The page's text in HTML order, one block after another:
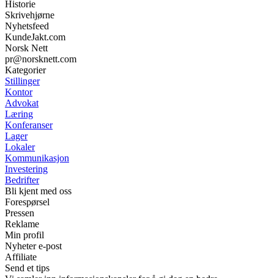
Historie
Skrivehjørne
Nyhetsfeed
KundeJakt.com
Norsk Nett
pr@norsknett.com
Kategorier
Stillinger
Kontor
Advokat
Læring
Konferanser
Lager
Lokaler
Kommunikasjon
Investering
Bedrifter
Bli kjent med oss
Forespørsel
Pressen
Reklame
Min profil
Nyheter e-post
Affiliate
Send et tips